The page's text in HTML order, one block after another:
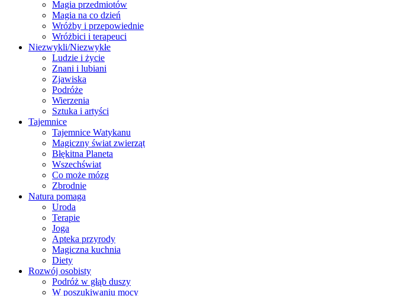
Magia przedmiotów
Magia na co dzień
Wróżby i przepowiednie
Wróżbici i terapeuci
Niezwykli/Niezwykłe
Ludzie i życie
Znani i lubiani
Zjawiska
Podróże
Wierzenia
Sztuka i artyści
Tajemnice
Tajemnice Watykanu
Magiczny świat zwierząt
Błękitna Planeta
Wszechświat
Co może mózg
Zbrodnie
Natura pomaga
Uroda
Terapie
Joga
Apteka przyrody
Magiczna kuchnia
Diety
Rozwój osobisty
Podróż w głąb duszy
W poszukiwaniu mocy